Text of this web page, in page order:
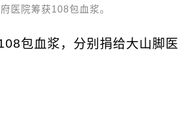
医院筹获108包血浆。
包血浆，分别捐给大山脚医